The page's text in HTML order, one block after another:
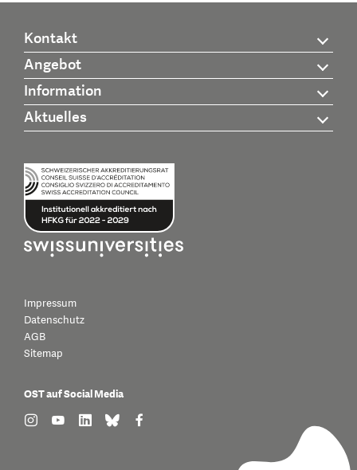
Kontakt
Angebot
Information
Aktuelles
Impressum
Datenschutz
AGB
Sitemap
OST auf Social Media
find us on: instagram
find us on: youtube
find us on: linkedin
find us on: bluesky
find us on: facebook